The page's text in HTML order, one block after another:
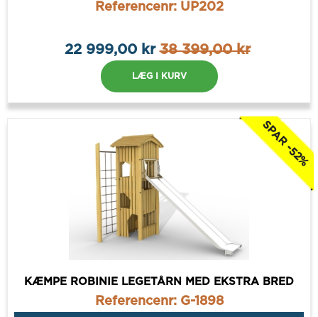
Referencenr: UP202
22 999,00 kr38 399,00 kr
LÆG I KURV
SPAR -52%
KÆMPE ROBINIE LEGETÅRN MED EKSTRA BRED
RUTSJEBANE
Referencenr: G-1898